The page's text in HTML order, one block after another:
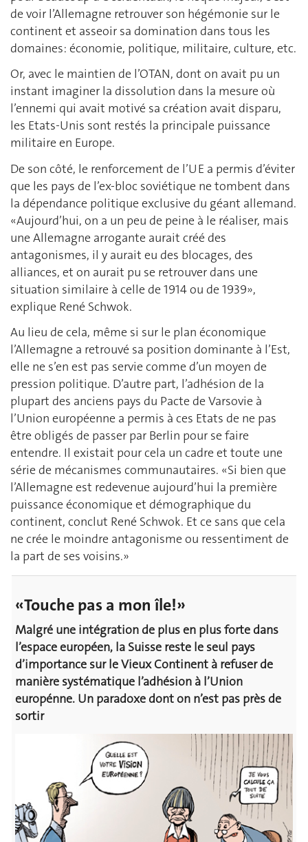
de voir l’Allemagne retrouver son hégémonie sur le
continent et asseoir sa domination dans tous les
domaines: économie, politique, militaire, culture, etc.
Or, avec le maintien de l’OTAN, dont on avait pu un
instant imaginer la dissolution dans la mesure où
l’ennemi qui avait motivé sa création avait disparu,
les Etats-Unis sont restés la principale puissance
militaire en Europe.
De son côté, le renforcement de l’UE a permis d’éviter
que les pays de l’ex-bloc soviétique ne tombent dans
la dépendance politique exclusive du géant allemand.
«Aujourd’hui, on a un peu de peine à le réaliser, mais
une Allemagne arrogante aurait créé des
antagonismes, il y aurait eu des blocages, des
alliances, et on aurait pu se retrouver dans une
situation similaire à celle de 1914 ou de 1939»,
explique René Schwok.
Au lieu de cela, même si sur le plan économique
l’Allemagne a retrouvé sa position dominante à l’Est,
elle ne s’en est pas servie comme d’un moyen de
pression politique. D’autre part, l’adhésion de la
plupart des anciens pays du Pacte de Varsovie à
l’Union européenne a permis à ces Etats de ne pas
être obligés de passer par Berlin pour se faire
entendre. Il existait pour cela un cadre et toute une
série de mécanismes communautaires. «Si bien que
l’Allemagne est redevenue aujourd’hui la première
puissance économique et démographique du
continent, conclut René Schwok. Et ce sans que cela
ne crée le moindre antagonisme ou ressentiment de
la part de ses voisins.»
«Touche pas a mon île!»
Malgré une intégration de plus en plus forte dans
l’espace européen, la Suisse reste le seul pays
d’importance sur le Vieux Continent à refuser de
manière systématique l’adhésion à l’Union
europénne. Un paradoxe dont on n’est pas près de
sortir